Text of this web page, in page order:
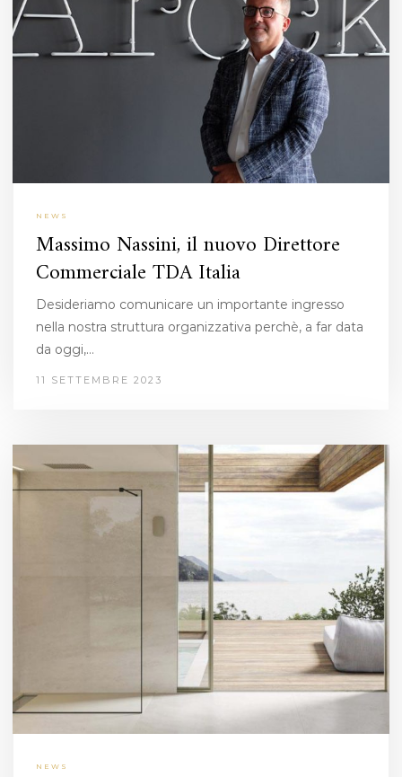
NEWS
Massimo Nassini, il nuovo Direttore
Commerciale TDA Italia
Desideriamo comunicare un importante ingresso
nella nostra struttura organizzativa perchè, a far data
da oggi,…
11 SETTEMBRE 2023
NEWS